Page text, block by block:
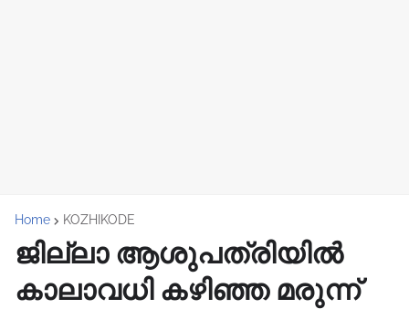
Home KOZHIKODE
ജില്ലാ ആശുപത്രിയിൽ
കാലാവധി കഴിഞ്ഞ മരുന്ന്